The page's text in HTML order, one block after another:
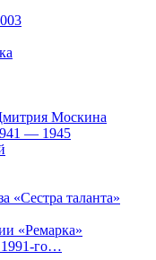
Москина
— 1945
«Сестра таланта»
«Ремарка»
го…